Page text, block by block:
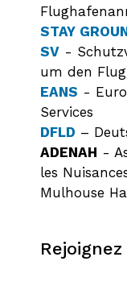
STAY
SV -
um den
EANS -
Services
DFLD –
ADENAH -
les
Mulhouse